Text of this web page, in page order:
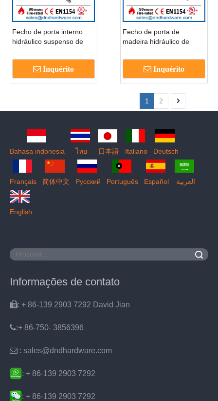
Fecho de porta interno
hidráulico suspenso de
DDDC011
Inquérito
Fecho de porta de
madeira hidráulico de
180 graus-DDDC012
Inquérito
1 2
Bahasa indonesia ไทย 日本語 Italiano Deutsch
Français 简体中文 Pусский Português Español العربية
English
Informações de contato
: + 86-139 2903 7292 David Jian
:+ 86-750- 3856396
 : sales@dndhardware.com
: + 86-139 2903 7292
: + 86-139 2903 7292